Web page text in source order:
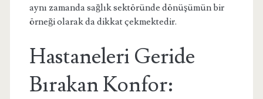
aynı zamanda sağlık sektöründe dönüşümün bir
örneği olarak da dikkat çekmektedir.
Hastaneleri Geride
Bırakan Konfor: